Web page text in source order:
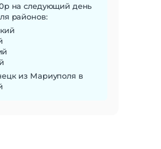
на следующий день
районов:
из Мариуполя в